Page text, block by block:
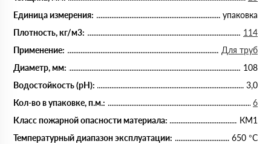
Единица измерения:
упаковка
Плотность, кг/м3:
114
Применение:
Для труб
Диаметр, мм:
108
Водостойкость (рН):
3,0
Кол-во в упаковке, п.м.:
6
Класс пожарной опасности материала:
КМ1
Температурный диапазон эксплуатации:
650 °С